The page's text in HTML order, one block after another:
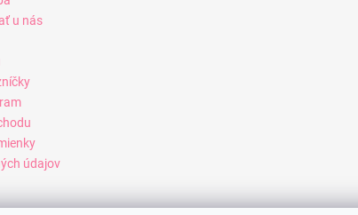
u nás
údajov